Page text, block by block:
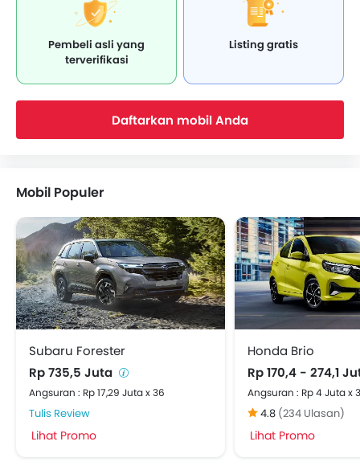
Pembeli asli yang
terverifikasi
Listing gratis
Daftarkan mobil Anda
Mobil Populer
Subaru Forester
Rp 735,5 Juta
Angsuran : Rp 17,29 Juta x 36
Tulis Review
Lihat Promo
Honda Brio
Rp 170,4 - 274,1
Angsuran : Rp 4 Juta x
4.8 (234 Ulasan)
Lihat Promo